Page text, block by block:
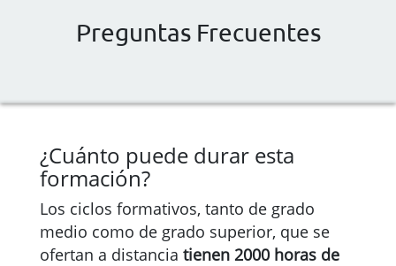
Preguntas Frecuentes
¿Cuánto puede durar esta
formación?
Los ciclos formativos, tanto de grado
medio como de grado superior, que se
ofertan a distancia tienen 2000 horas de